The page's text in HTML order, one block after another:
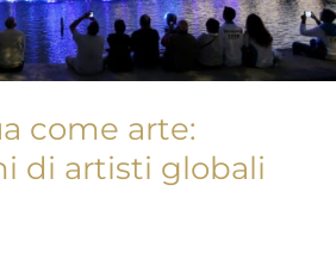
come arte:
di artisti globali